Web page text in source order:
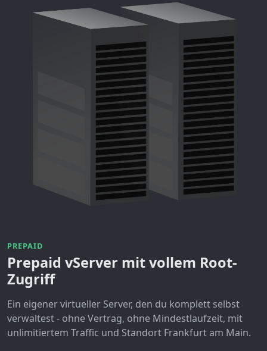
PREPAID
Prepaid vServer mit vollem Root-
Zugriff
Ein eigener virtueller Server, den du komplett selbst
verwaltest - ohne Vertrag, ohne Mindestlaufzeit, mit
unlimitiertem Traffic und Standort Frankfurt am Main.